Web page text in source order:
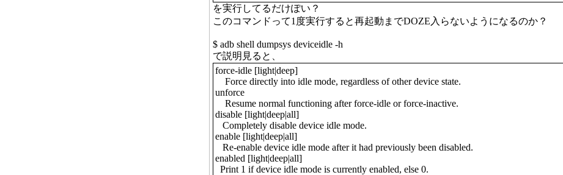
を実行してるだけぽい？
このコマンドって1度実行すると再起動までDOZE入らないようになるのか？
$ adb shell dumpsys deviceidle -h
で説明見ると、
force-idle [light|deep]
Force directly into idle mode, regardless of other device state.
unforce
Resume normal functioning after force-idle or force-inactive.
disable [light|deep|all]
Completely disable device idle mode.
enable [light|deep|all]
Re-enable device idle mode after it had previously been disabled.
enabled [light|deep|all]
Print 1 if device idle mode is currently enabled, else 0.